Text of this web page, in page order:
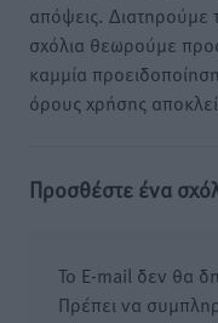
απόψεις. Διατηρούμε
σχόλια θεωρούμε
καμμία
όρους χρήσης
Προσθέστε ένα
Το E-mail δεν θα
Πρέπει να